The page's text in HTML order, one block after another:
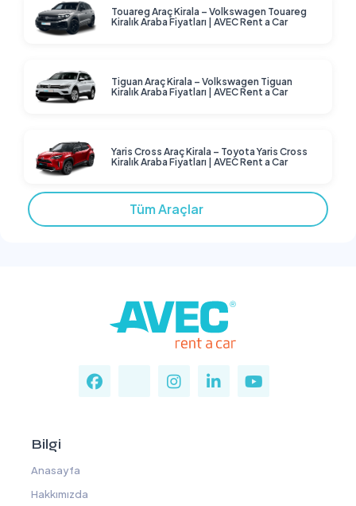
Touareg Araç Kirala – Volkswagen Touareg
Kiralık Araba Fiyatları | AVEC Rent a Car
Tiguan Araç Kirala – Volkswagen Tiguan
Kiralık Araba Fiyatları | AVEC Rent a Car
Yaris Cross Araç Kirala – Toyota Yaris Cross
Kiralık Araba Fiyatları | AVEC Rent a Car
Tüm Araçlar
Bilgi
Anasayfa
Hakkımızda